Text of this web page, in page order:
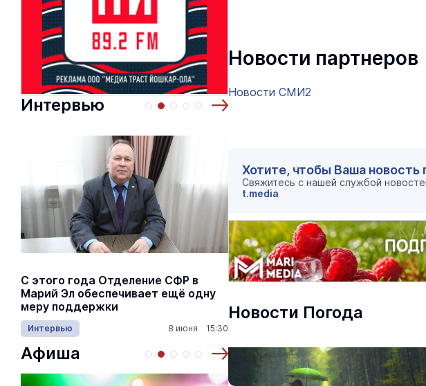
Интервью
С этого года Отделение СФР в
Марий Эл обеспечивает ещё одну
меру поддержки
Интервью 8 июня 15:30
Алексей Ямаев о премьере в
лёгких спектаклей»
Афиша
Новости партнеров
Новости СМИ2
Хотите, чтобы Ваша новость
Свяжитесь с нашей службой
t.media
Новости Погода